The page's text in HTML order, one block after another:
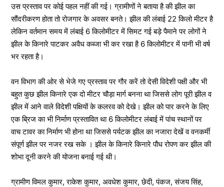
उस प्रस्ताव पर कोई पहल नहीं की गई। ग्रामीणों ने बताया है की झील का
सौंदरीकरण होता तो रोजगार के अवसर बनते। झील की लंबाई 22 किलो मीटर है
लेकिन वर्तमान समय में लंबाई 6 किलोमीटर में सिमट गई बड़े पैमाने पर लोगों ने
झील के किनारे पाटकर अवैध कब्जा भी कर रखा है 6 किलोमीटर में पानी भी वर्ष
भर रहता है।
वन विभाग की ओर से भेजे गए प्रस्ताव पर गौर करें तो देसी विदेशी पक्षी और भी
बहुत कुछ झील किनारे एक दो मीटर चौड़ा मार्ग बनना था जिससे लोग पूरी झील व
झील में आने वाले विदेशी पक्षियों के कलरव को देखे। झील को पार करने के लिए
एक ब्रिज का भी निर्माण प्रस्तावित था 6 किलोमीटर लंबाई में पांच स्थानों पर
वाच टावर का निर्माण भी होना था जिससे पर्यटक झील का नजारा देखें व वनकर्मी
संपूर्ण झील पर नजर रख सके । झील के किनारे किनारे पौध रोपण कर झील की
शोभा दूनी करने की योजना बनाई गई थी।
ग्रामीण विमल कुमार, राकेश कुमार, अवधेश कुमार, छेदी, पंकज, संजय सिंह,